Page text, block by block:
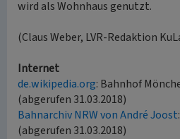
wird als Wohnhaus genutzt.
(Claus Weber, LVR-Redaktion
Internet
de.wikipedia.org: Bahnhof
(abgerufen 31.03.2018)
Bahnarchiv NRW von André Joost
(abgerufen 31.03.2018)